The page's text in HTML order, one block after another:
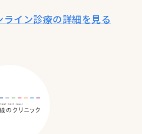
ライン診療の詳細を見る